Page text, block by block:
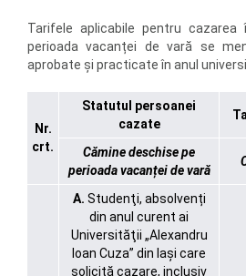
Tarifele aplicabile pentru cazarea
perioada vacanței de vară se
aprobate și practicate în anul
Nr.
crt.
Statutul persoanei
cazate
Cămine deschise pe
perioada vacanței de vară
A. Studenţi, absolvenți
din anul curent ai
Universităţii „Alexandru
Ioan Cuza” din Iași care
solicită cazare, inclusiv